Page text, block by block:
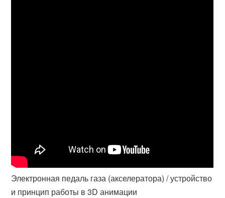
Электронная педаль газа (акселератора) / устройство
и принцип работы в 3D анимации